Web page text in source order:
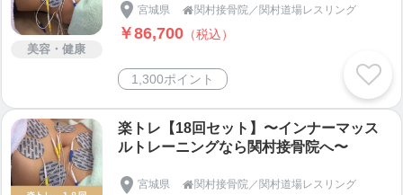
美容・健康
宮城県 関村接骨院／関村道場レスリング
￥86,700 （税込）
1,300ポイント
楽トレ【18回セット】〜インナーマッス
ルトレーニングなら関村接骨院へ〜
宮城県 関村接骨院／関村道場レスリング